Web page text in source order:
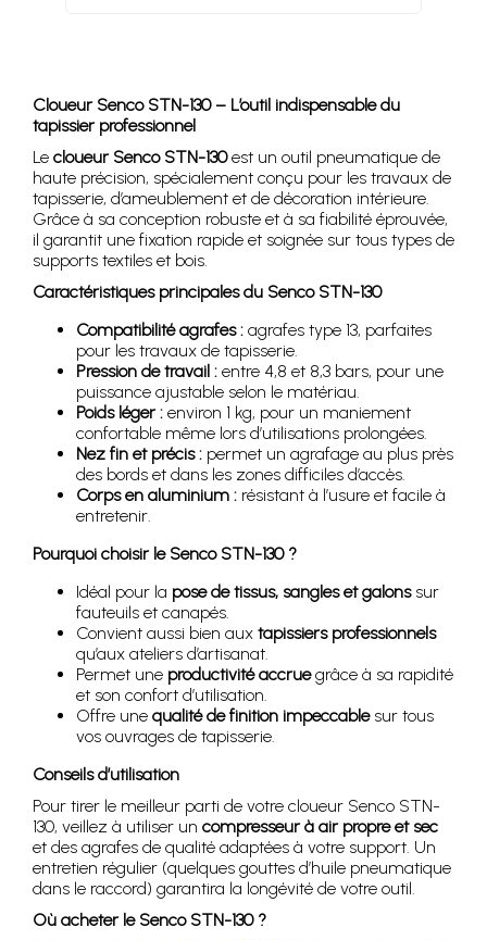
Cloueur Senco STN-130 – L’outil indispensable du
tapissier professionnel
Le cloueur Senco STN-130est un outil pneumatique de
haute précision, spécialement conçu pour les travaux de
tapisserie, d’ameublement et de décoration intérieure.
Grâce à sa conception robuste et à sa fiabilité éprouvée,
il garantit une fixation rapide et soignée sur tous types de
supports textiles et bois.
Caractéristiques principales du Senco STN-130
Compatibilité agrafes : agrafes type 13, parfaites
pour les travaux de tapisserie.
Pression de travail : entre 4,8 et 8,3 bars, pour une
puissance ajustable selon le matériau.
Poids léger : environ 1 kg, pour un maniement
confortable même lors d’utilisations prolongées.
Nez fin et précis : permet un agrafage au plus près
des bords et dans les zones difficiles d’accès.
Corps en aluminium : résistant à l’usure et facile à
entretenir.
Pourquoi choisir le Senco STN-130 ?
Idéal pour la pose de tissus, sangles et galonssur
fauteuils et canapés.
Convient aussi bien aux tapissiers professionnels
qu’aux ateliers d’artisanat.
Permet une productivité accruegrâce à sa rapidité
et son confort d’utilisation.
Offre une qualité de finition impeccablesur tous
vos ouvrages de tapisserie.
Conseils d’utilisation
Pour tirer le meilleur parti de votre cloueur Senco STN-
130, veillez à utiliser un compresseur à air propre et sec
et des agrafes de qualité adaptées à votre support. Un
entretien régulier (quelques gouttes d’huile pneumatique
dans le raccord) garantira la longévité de votre outil.
Où acheter le Senco STN-130 ?